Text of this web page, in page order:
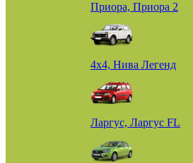
Приора, Приора 2
4х4, Нива Легенд
Ларгус, Ларгус FL